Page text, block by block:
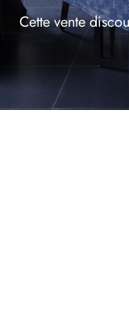
Cette vente